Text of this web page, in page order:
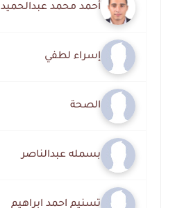
أحمد محمد عبدالحميد
إسراء لطفي
الصحة
بسمله عبدالناصر
تسنيم احمد ابراهيم